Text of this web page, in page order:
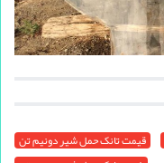
قیمت تانک حمل شیر دونیم تن